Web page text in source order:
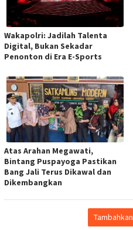
Wakapolri: Jadilah Talenta
Digital, Bukan Sekadar
Penonton di Era E-Sports
Atas Arahan Megawati,
Bintang Puspayoga Pastikan
Bang Jali Terus Dikawal dan
Dikembangkan